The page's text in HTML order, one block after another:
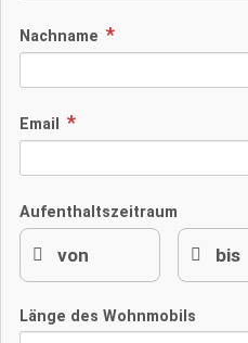
Nachname
Email
Aufenthaltszeitraum
Länge des Wohnmobils